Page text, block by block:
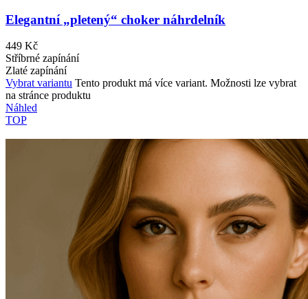
Elegantní „pletený“ choker náhrdelník
449 Kč
Stříbrné zapínání
Zlaté zapínání
Vybrat variantu Tento produkt má více variant. Možnosti lze vybrat
na stránce produktu
Náhled
TOP